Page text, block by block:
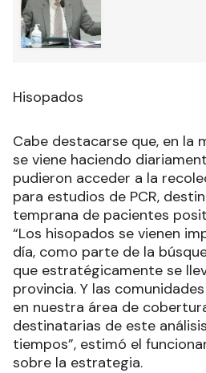
Hisopados
Cabe destacarse que, en la
se viene haciendo
pudieron acceder a la
para estudios de PCR,
temprana de pacientes
“Los hisopados se vienen
día, como parte de la
que estratégicamente se
provincia. Y las
en nuestra área de
destinatarias de este
tiempos”, estimó el
sobre la estrategia.